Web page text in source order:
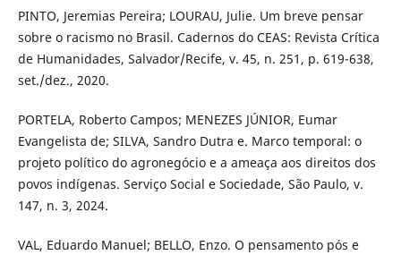
PINTO, Jeremias Pereira; LOURAU, Julie. Um breve pensar
sobre o racismo no Brasil. Cadernos do CEAS: Revista Crítica
de Humanidades, Salvador/Recife, v. 45, n. 251, p. 619-638,
set./dez., 2020.
PORTELA, Roberto Campos; MENEZES JÚNIOR, Eumar
Evangelista de; SILVA, Sandro Dutra e. Marco temporal: o
projeto político do agronegócio e a ameaça aos direitos dos
povos indígenas. Serviço Social e Sociedade, São Paulo, v.
147, n. 3, 2024.
VAL, Eduardo Manuel; BELLO, Enzo. O pensamento pós e